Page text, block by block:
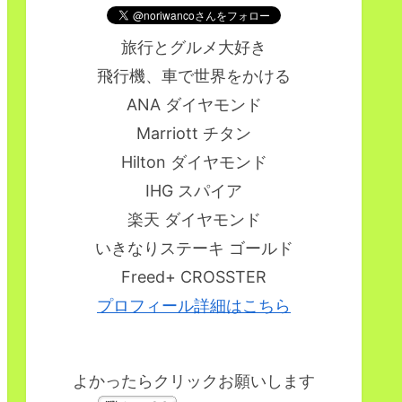
旅行とグルメ大好き
飛行機、車で世界をかける
ANA ダイヤモンド
Marriott チタン
Hilton ダイヤモンド
IHG スパイア
楽天 ダイヤモンド
いきなりステーキ ゴールド
Freed+ CROSSTER
プロフィール詳細はこちら
よかったらクリックお願いします